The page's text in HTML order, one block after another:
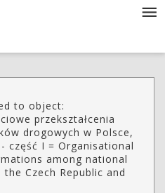
to object:
przekształcenia
drogowych w Polsce,
część I = Organisational
among national
Czech Republic and